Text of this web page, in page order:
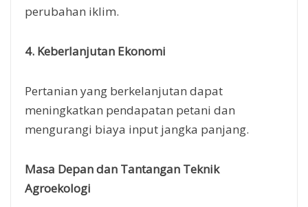
perubahan iklim.
4. Keberlanjutan Ekonomi
Pertanian yang berkelanjutan dapat
meningkatkan pendapatan petani dan
mengurangi biaya input jangka panjang.
Masa Depan dan Tantangan Teknik
Agroekologi